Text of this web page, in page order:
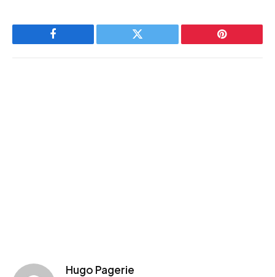
Facebook Twitter Pinterest
Hugo Pagerie